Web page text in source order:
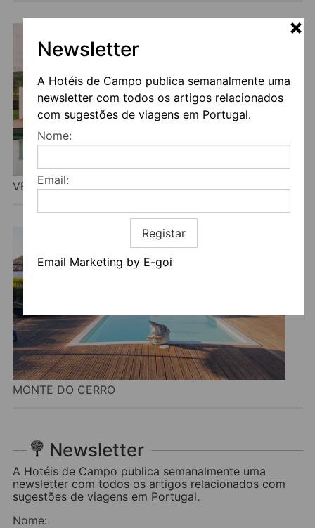
Newsletter
A Hotéis de Campo publica semanalmente uma
newsletter com todos os artigos relacionados
com sugestões de viagens em Portugal.
Nome:
Email:
Registar
Email Marketing by E-goi
VENTOZELO HOTEL & QUINTA
MONTE DO CERRO
Newsletter
A Hotéis de Campo publica semanalmente uma
newsletter com todos os artigos relacionados com
sugestões de viagens em Portugal.
Nome: